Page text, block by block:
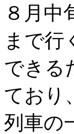
８月中
まで行
できる
ており
列車の